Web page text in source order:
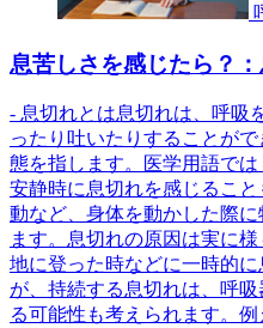
息苦しさを感じたら？
- 息切れとは息切れは、呼吸
ったり吐いたりすることが
態を指します。医学用語では
安静時に息切れを感じるこ
動など、身体を動かした際
ます。息切れの原因は実に
地に登った時などに一時的
が、持続する息切れは、呼
る可能性も考えられます。